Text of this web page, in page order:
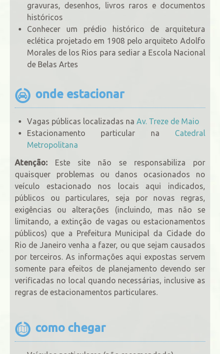
gravuras, desenhos, livros raros e documentos
históricos
Conhecer um prédio histórico de arquitetura
eclética projetado em 1908 pelo arquiteto Adolfo
Morales de los Rios para sediar a Escola Nacional
de Belas Artes
onde estacionar
Vagas públicas localizadas na Av. Treze de Maio
Estacionamento particular na Catedral
Metropolitana
Atenção: Este site não se responsabiliza por
quaisquer problemas ou danos ocasionados no
veículo estacionado nos locais aqui indicados,
públicos ou particulares, seja por novas regras,
exigências ou alterações (incluindo, mas não se
limitando, a extinção de vagas ou estacionamentos
públicos) que a Prefeitura Municipal da Cidade do
Rio de Janeiro venha a fazer, ou que sejam causados
por terceiros. As informações aqui expostas servem
somente para efeitos de planejamento devendo ser
verificadas no local quando necessárias, inclusive as
regras de estacionamentos particulares.
como chegar